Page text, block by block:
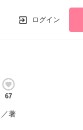
ログイン
67
／著